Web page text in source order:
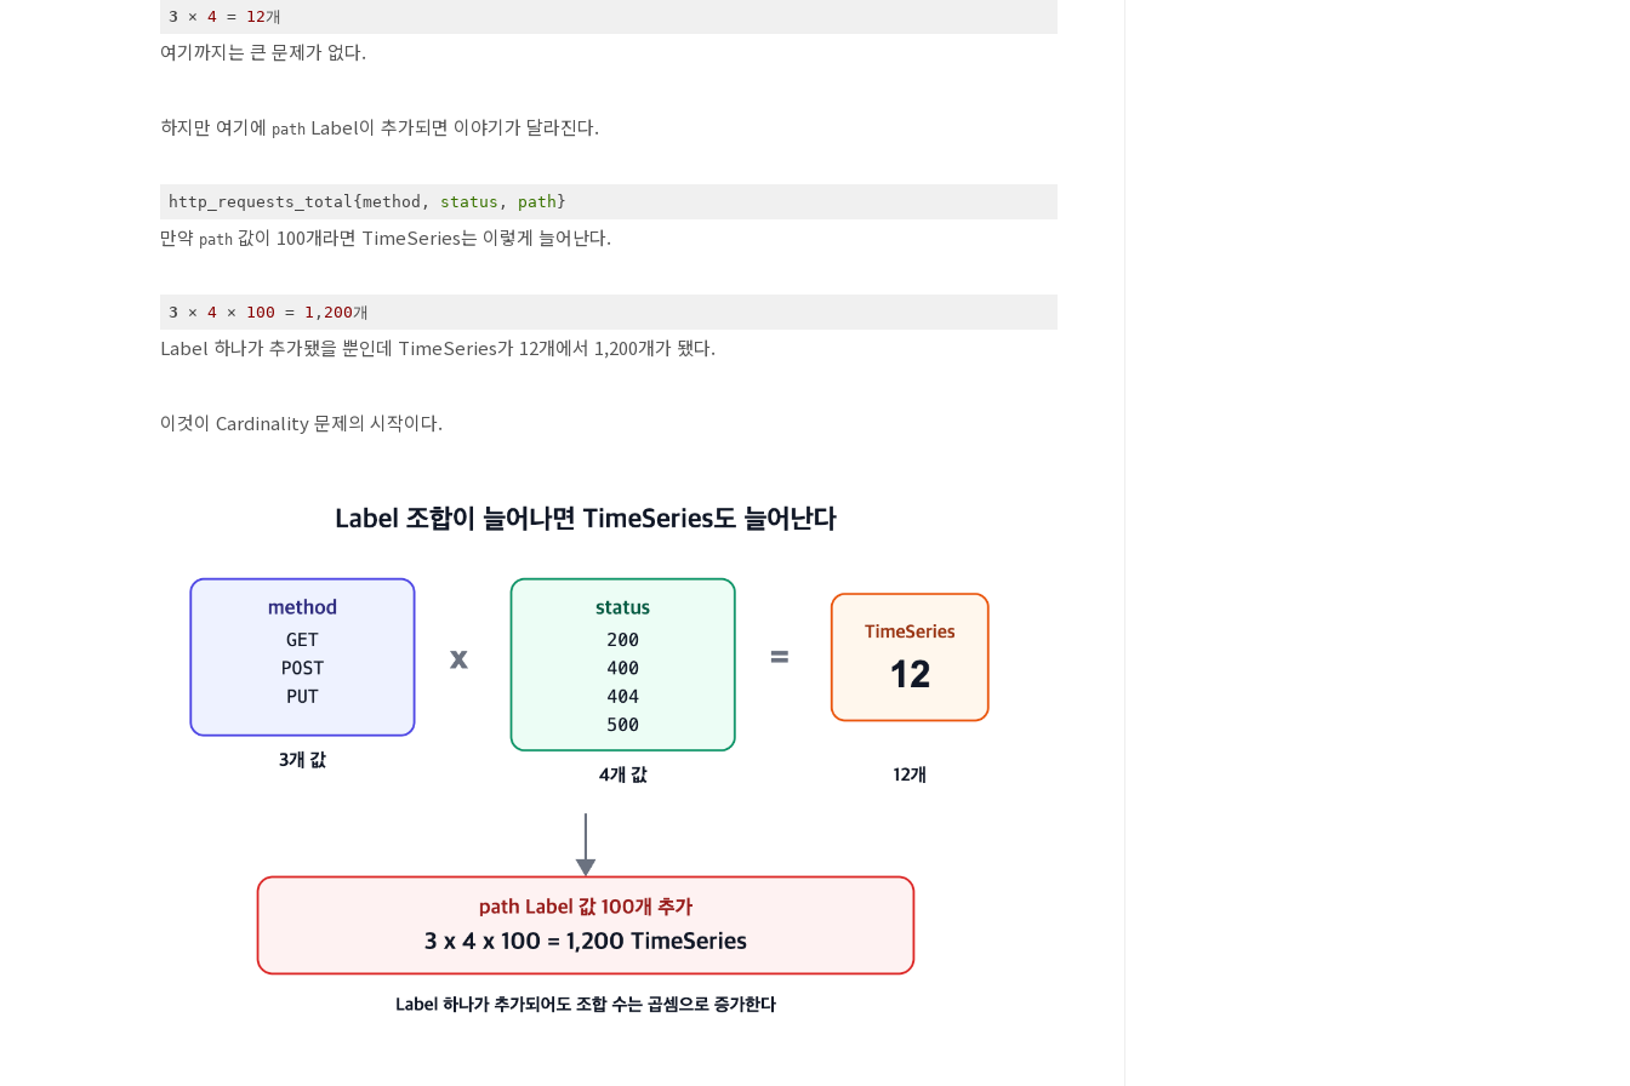
3 × 4 = 12개
여기까지는 큰 문제가 없다.
하지만 여기에 path Label이 추가되면 이야기가 달라진다.
http_requests_total{method, status , path}
만약 path 값이 100개라면 TimeSeries는 이렇게 늘어난다.
3 × 4 × 100 = 1 , 200개
Label 하나가 추가됐을 뿐인데 TimeSeries가 12개에서 1,200개가 됐다.
이것이 Cardinality 문제의 시작이다.